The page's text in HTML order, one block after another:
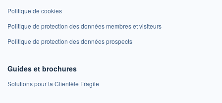
Politique de cookies
Politique de protection des données membres et visiteurs
Politique de protection des données prospects
Guides et brochures
Solutions pour la Clientèle Fragile